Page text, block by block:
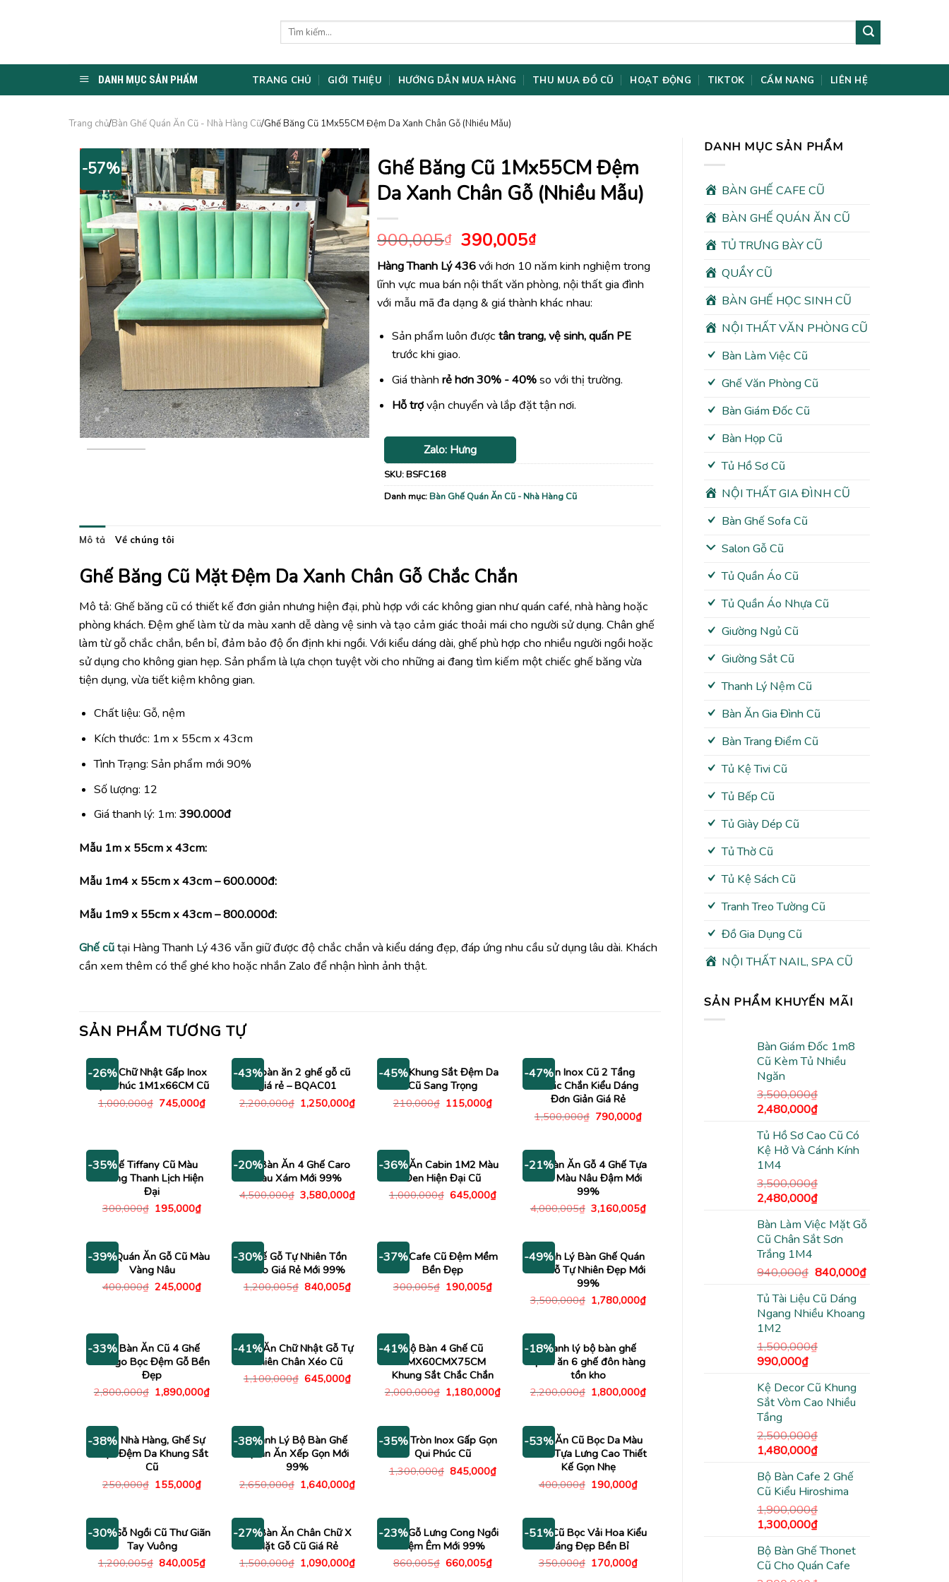
Tìm
DANH MỤC SẢN PHẨM TRANG CHỦ GIỚI THIỆU HƯỚNG DẪN MUA HÀNG THU MUA ĐỒ CŨ HOẠT ĐỘNG TIKTOK CẨM NANG LIÊN HỆ
Trang chủ/Bàn Ghế Quán Ăn Cũ - Nhà Hàng Cũ/Ghế Băng Cũ 1Mx55CM Đệm Da Xanh Chân Gỗ (Nhiều Mẫu)
DANH MỤC SẢN PHẨM
BÀN GHẾ CAFE CŨ
BÀN GHẾ QUÁN ĂN CŨ
TỦ TRƯNG BÀY CŨ
QUẦY CŨ
BÀN GHẾ HỌC SINH CŨ
NỘI THẤT VĂN PHÒNG CŨ
Bàn Làm Việc Cũ
Ghế Văn Phòng Cũ
Bàn Giám Đốc Cũ
Bàn Họp Cũ
Tủ Hồ Sơ Cũ
NỘI THẤT GIA ĐÌNH CŨ
Bàn Ghế Sofa Cũ
Salon Gỗ Cũ
Tủ Quần Áo Cũ
Tủ Quần Áo Nhựa Cũ
Giường Ngủ Cũ
Giường Sắt Cũ
Thanh Lý Nệm Cũ
Bàn Ăn Gia Đình Cũ
Bàn Trang Điểm Cũ
Tủ Kệ Tivi Cũ
Tủ Bếp Cũ
Tủ Giày Dép Cũ
Tủ Thờ Cũ
Tủ Kệ Sách Cũ
Tranh Treo Tường Cũ
Đồ Gia Dụng Cũ
NỘI THẤT NAIL, SPA CŨ
SẢN PHẨM KHUYẾN MÃI
Bàn Giám Đốc 1m8
Cũ Kèm Tủ Nhiều
Ngăn
3,500,000₫
Giá
là:
3,500,000₫.
2,480,000₫Giá
tại
là:
Tủ Hồ Sơ Cao Cũ Có
Kệ Hở Và Cánh Kính
1M4
3,500,000₫
Giá
là:
3,500,000₫.
2,480,000₫Giá
tại
là:
Bàn Làm Việc Mặt Gỗ
Cũ Chân Sắt Sơn
Trắng 1M4
940,000₫ Giá
là:
940,000₫.
840,000₫Giá
Tủ Tài Liệu Cũ Dáng
Ngang Nhiều Khoang
1M2
1,500,000₫
Giá
là:
1,500,000₫.
990,000₫Giá
tại
là:
Kệ Decor Cũ Khung
Sắt Vòm Cao Nhiều
Tầng
2,500,000₫
Giá
là:
2,500,000₫.
1,480,000₫Giá
tại
là:
1,480,000₫.
Bộ Bàn Cafe 2 Ghế
Cũ Kiểu Hiroshima
1,900,000₫
Giá
là:
1,900,000₫.
1,300,000₫Giá
tại
là:
Bộ Bàn Ghế Thonet
Cũ Cho Quán Cafe
-57%
Ghế Băng Cũ 1Mx55CM Đệm
Da Xanh Chân Gỗ (Nhiều Mẫu)
900,005₫ Giá
gốc
là:
900,005₫.
390,005₫Giá
hiện
tại
là:
390,005₫.
Hàng Thanh Lý 436với hơn 10 năm kinh nghiệm trong
lĩnh vực mua bán nội thất văn phòng, nội thất gia đình
với mẫu mã đa dạng & giá thành khác nhau:
Sản phẩm luôn đượctân trang, vệ sinh, quấn PE
trước khi giao.
Giá thànhrẻ hơn 30% - 40%so với thị trường.
Hỗ trợvận chuyển và lắp đặt tận nơi.
Zalo: Hưng
SKU:BSFC168
Danh mục:Bàn Ghế Quán Ăn Cũ - Nhà Hàng Cũ
Mô tả Về chúng tôi
Ghế Băng Cũ Mặt Đệm Da Xanh Chân Gỗ Chắc Chắn
Mô tả: Ghế băng cũ có thiết kế đơn giản nhưng hiện đại, phù hợp với các không gian như quán café, nhà hàng hoặc
phòng khách. Đệm ghế làm từ da màu xanh dễ dàng vệ sinh và tạo cảm giác thoải mái cho người sử dụng. Chân ghế
làm từ gỗ chắc chắn, bền bỉ, đảm bảo độ ổn định khi ngồi. Với kiểu dáng dài, ghế phù hợp cho nhiều người ngồi hoặc
sử dụng cho không gian hẹp. Sản phẩm là lựa chọn tuyệt vời cho những ai đang tìm kiếm một chiếc ghế băng vừa
tiện dụng, vừa tiết kiệm không gian.
Chất liệu: Gỗ, nệm
Kích thước: 1m x 55cm x 43cm
Tình Trạng: Sản phẩm mới 90%
Số lượng: 12
Giá thanh lý: 1m:390.000đ
Mẫu 1m x 55cm x 43cm:
Mẫu 1m4 x 55cm x 43cm – 600.000đ:
Mẫu 1m9 x 55cm x 43cm –800.000đ:
Ghế cũtại Hàng Thanh Lý 436 vẫn giữ được độ chắc chắn và kiểu dáng đẹp, đáp ứng nhu cầu sử dụng lâu dài. Khách
cần xem thêm có thể ghé kho hoặc nhắn Zalo để nhận hình ảnh thật.
SẢN PHẨM TƯƠNG TỰ
-26%
Bàn Chữ Nhật Gấp Inox
Qui Phúc 1M1x66CM Cũ
1,000,000₫ Giá
745,000₫Giá
-43%
Bộ bàn ăn 2 ghế gỗ cũ
giá rẻ – BQAC01
2,200,000₫ Giá
gốc
1,250,000₫Giá
-45%
Ghế Khung Sắt Đệm Da
Cũ Sang Trọng
210,000₫ Giá
115,000₫Giá
-47%Bàn Inox Cũ 2 Tầng
Chắc Chắn Kiểu Dáng
Đơn Giản Giá Rẻ
1,500,000₫ Giá
790,000₫Giá
-35%Ghế Tiffany Cũ Màu
Trắng Thanh Lịch Hiện
Đại
300,000₫ Giá
195,000₫Giá
195,000₫.
-20%
Bộ Bàn Ăn 4 Ghế Caro
Màu Xám Mới 99%
4,500,000₫ Giá
gốc
3,580,000₫Giá
-36%
Bàn Ăn Cabin 1M2 Màu
Đen Hiện Đại Cũ
1,000,000₫ Giá
645,000₫Giá
-21%
Bộ Bàn Ăn Gỗ 4 Ghế Tựa
Nan Màu Nâu Đậm Mới
99%
4,000,005₫ Giá
gốc
3,160,005₫Giá
-39%
Ghế Quán Ăn Gỗ Cũ Màu
Vàng Nâu
400,000₫ Giá
245,000₫Giá
-30%Ghế Gỗ Tự Nhiên Tồn
Kho Giá Rẻ Mới 99%
1,200,005₫ Giá
840,005₫Giá
-37%
Ghế Cafe Cũ Đệm Mềm
Bền Đẹp
300,005₫ Giá
190,005₫Giá
-49%
Thanh Lý Bàn Ghế Quán
Ăn Gỗ Tự Nhiên Đẹp Mới
99%
3,500,000₫ Giá
gốc
1,780,000₫Giá
-33%Bộ Bàn Ăn Cũ 4 Ghế
Mango Bọc Đệm Gỗ Bền
Đẹp
2,800,000₫ Giá
gốc
1,890,000₫Giá
1,890,000₫.
-41%
Bàn Ăn Chữ Nhật Gỗ Tự
Nhiên Chân Xéo Cũ
1,100,000₫ Giá
645,000₫Giá
-41%Bộ Bàn 4 Ghế Cũ
1MX60CMX75CM
Khung Sắt Chắc Chắn
2,000,000₫ Giá
gốc
1,180,000₫Giá
1,180,000₫.
-18%Thanh lý bộ bàn ghế
quán ăn 6 ghế đôn hàng
tồn kho
2,200,000₫ Giá
gốc
1,800,000₫Giá
-38%
Ghế Nhà Hàng, Ghế Sự
Kiện Đệm Da Khung Sắt
Cũ
250,000₫ Giá
155,000₫Giá
155,000₫.
-38%Thanh Lý Bộ Bàn Ghế
Quán Ăn Xếp Gọn Mới
99%
2,650,000₫ Giá
gốc
1,640,000₫Giá
1,640,000₫.
-35%
Bàn Tròn Inox Gấp Gọn
Qui Phúc Cũ
1,300,000₫ Giá
845,000₫Giá
-53%
Ghế Ăn Cũ Bọc Da Màu
Xám Tựa Lưng Cao Thiết
Kế Gọn Nhẹ
400,000₫ Giá
190,000₫Giá
-30%
Ghế Gỗ Ngồi Cũ Thư Giãn
Tay Vuông
1,200,005₫ Giá
840,005₫Giá
-27%
Bộ Bàn Ăn Chân Chữ X
Mặt Gỗ Cũ Giá Rẻ
1,500,000₫ Giá
gốc
1,090,000₫Giá
-23%
Ghế Gỗ Lưng Cong Ngồi
Nệm Êm Mới 99%
860,005₫ Giá
660,005₫Giá
-51%
Ghế Cũ Bọc Vải Hoa Kiểu
Dáng Đẹp Bền Bỉ
350,000₫ Giá
170,000₫Giá